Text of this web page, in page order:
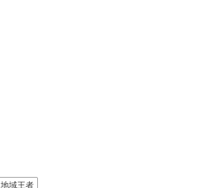
地域王者